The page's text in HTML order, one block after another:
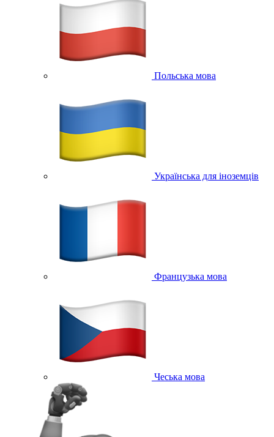
Польська мова
Українська для іноземців
Французька мова
Чеська мова